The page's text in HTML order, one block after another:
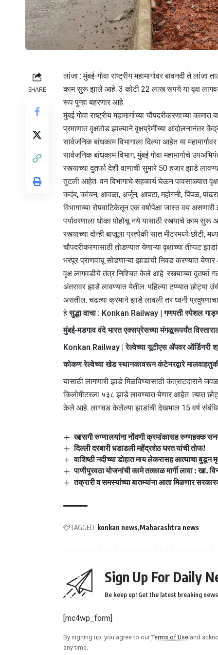
SHARE
लांजा : मुंबई-गोवा राष्ट्रीय महामार्गावर बावनदी ते
काम सुरू झाले आहे. 3 कोटी 22 लाख रूपये या वृक्ष
रूप पुन्हा बहरणार आहे.
मुंबई गोवा राष्ट्रीय महामार्गाच्या चौपदरीकरणाच्या
प्रमाणात वृक्षतोड झाल्याने वृक्षप्रेमींच्या आंदोलनानंतर
सार्वजनिक बांधकाम विभागाला दिल्या आहेत या
सार्वजनिक बांधकाम विभाग, मुंबई गोवा महामार्गाचे
रस्त्याच्या दुतर्फा देशी वाणाची सुमारे 50 हजार झाडे
तुटली आहेत. वन विभागाचे सहकार्य घेऊन पावसाळ्यात
कदंब, कांचन, आवळा, अर्जून, आपटा, महोगनी, पिंपळ,
विभागाच्या रोपवाटिकेतून एक वर्षापेक्षा जास्त वय
पर्यावरणाला धोका पोहोचू नये यासाठी रस्त्याचे काम
रस्त्याच्या दोन्ही बाजूला प्रत्येकी सात मीटरमध्ये छोटी,
चौपदरीकरणासाठी तोडण्यात येणाऱ्या वृक्षांच्या तीप्पट
भरपूर प्राणवायू सोडणाऱ्या झाडांची निवड करण्यात
वृक्ष लागवडीचे तंत्र निश्‍चित केले आहे. रस्त्याच्या दुतर्फा
अंतरावर झाडे लावण्यात येतील. पहिल्या टप्प्यात छोट्या
असतील. चढत्या क्रमाने झाडे लावली तर ध्वनी प्रदुषणाचा
हे सुद्धा वाचा : Konkan Railway | गणपती स्पेशल
मुंबई-मडगाव वंदे भारत एक्सप्रेसच्या मंगळूरूपर्यंत
Konkan Railway | रेल्वेच्या यूटीएस ॲपवर ऑर्डिनरी
कोकण रेल्वेच्या खेड स्थानकावरून कंटेनरद्वारे
यासाठी लागणारी झाडे मिळविण्यासाठी कंत्राटदाराने
किलोमीटरला ५३८ झाडे लावण्यात येणार आहेत. त्यात
केले आहे. लागवड केलेल्या झाडांची देखभाल 15 वर्ष
खासगी रुग्णालयांना नोंदणी क्रमांकासह रुग्णहक्क
दिल्ली दरबारी धडाडली महेंद्रशेठ घरत यांची तोफ!
वाशिष्ठी नदीच्या डोहात माय लेकरासह आत्याचा बुडून
पाणीपुरवठा योजनांची कामे तत्काळ मार्गी लावा : खा.
तक्रारी व समस्यांच्या बातम्यांना आता मिळणार
TAGGED: konkan news Maharashtra news
Sign Up For Daily
Be keep up! Get the latest breaking
[mc4wp_form]
By signing up, you agree to our Terms of Use and
any time.